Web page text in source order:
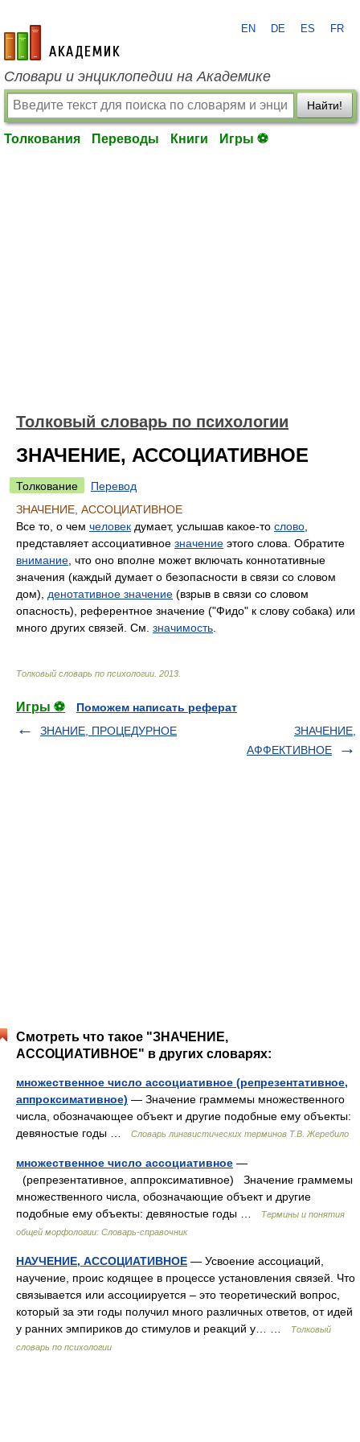
academic.ru
EN DE ES FR
Словари и энциклопедии на Академике
Найти!
Толкования Переводы Книги Игры ⚽
Толковый словарь по психологии
ЗНАЧЕНИЕ, АССОЦИАТИВНОЕ
Толкование
Перевод
ЗНАЧЕНИЕ, АССОЦИАТИВНОЕ
Все то, о чем человек думает, услышав какое-то слово
представляет ассоциативное значение этого слова. Обратите
внимание , что оно вполне может включать коннотативные
значения (каждый думает о безопасности в связи со словом
дом), денотативное значение (взрыв в связи со словом
опасность), референтное значение ("Фидо" к слову собака) или
много других связей. См. значимость
Толковый словарь по психологии 2013
Игры ⚽
Поможем написать реферат
ЗНАНИЕ, ПРОЦЕДУРНОЕ
ЗНАЧЕНИЕ,
АФФЕКТИВНОЕ
Смотреть что такое "ЗНАЧЕНИЕ,
АССОЦИАТИВНОЕ" в других словарях:
множественное число ассоциативное (репрезентативное,
аппроксимативное) — Значение граммемы множественного
числа, обозначающее объект и другие подобные ему объекты:
девяностые годы …
Словарь лингвистических терминов Т.В. Жеребило
множественное число ассоциативное —
(репрезентативное, аппроксимативное) Значение граммемы
множественного числа, обозначающие объект и другие
подобные ему объекты: девяностые годы …
Термины и понятия
общей морфологии: Словарь-справочник
НАУЧЕНИЕ, АССОЦИАТИВНОЕ — Усвоение ассоциаций,
научение, проис кодящее в процессе установления связей. Что
связывается или ассоциируется – это теоретический вопрос,
который за эти годы получил много различных ответов, от идей
у ранних эмпириков до стимулов и реакций у… …
Толковый
словарь по психологии